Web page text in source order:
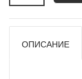
ОПИСАНИЕ